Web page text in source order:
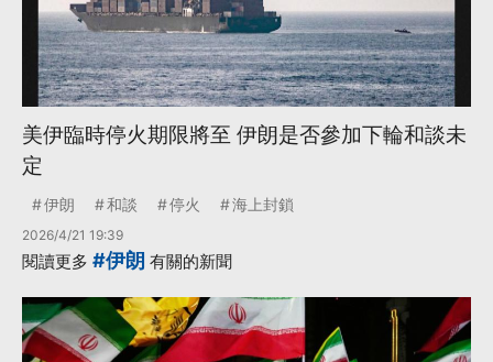
美伊臨時停火期限將至 伊朗是否參加下輪和談未
定
伊朗 和談 停火 海上封鎖
2026/4/21 19:39
閱讀更多 #伊朗 有關的新聞